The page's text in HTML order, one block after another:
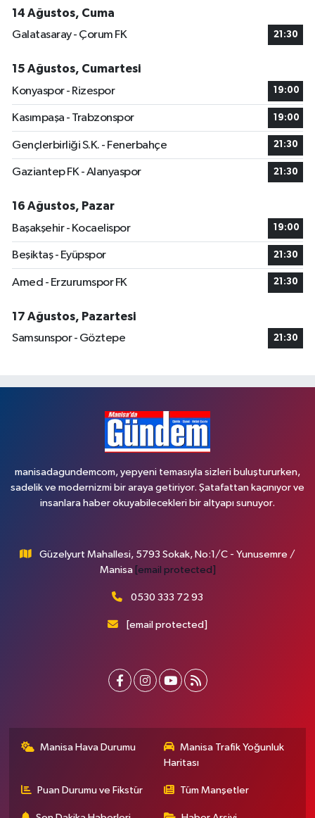
14 Ağustos, Cuma
Galatasaray - Çorum FK
21:30
15 Ağustos, Cumartesi
Konyaspor - Rizespor
19:00
Kasımpaşa - Trabzonspor 19:00
Gençlerbirliği S.K. - Fenerbahçe 21:30
Gaziantep FK - Alanyaspor 21:30
16 Ağustos, Pazar
Başakşehir - Kocaelispor
19:00
Beşiktaş - Eyüpspor 21:30
Amed - Erzurumspor FK 21:30
17 Ağustos, Pazartesi
Samsunspor - Göztepe
21:30
manisadagundemcom, yepyeni temasıyla sizleri buluştururken,
sadelik ve modernizmi bir araya getiriyor. Şatafattan kaçınıyor ve
insanlara haber okuyabilecekleri bir altyapı sunuyor.
Güzelyurt Mahallesi, 5793 Sokak, No:1/C - Yunusemre /
Manisa [email protected]
0530 333 72 93
[email protected]
Manisa Hava Durumu
Manisa Trafik Yoğunluk
Haritası
Puan Durumu ve Fikstür Tüm Manşetler